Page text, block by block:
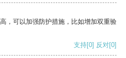
，可以加强防护措施，比如增加双重验
支持[0] 反对[0]